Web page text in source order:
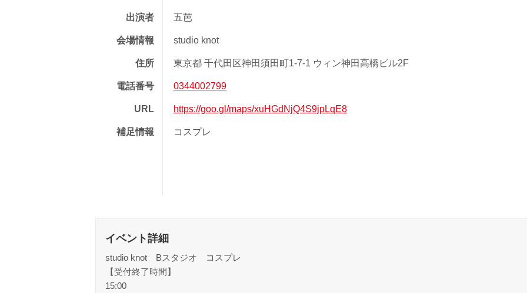
出演者 五芭
会場情報 studio knot
住所 東京都 千代田区神田須田町1-7-1 ウィン神田高橋ビル2F
電話番号 0344002799
URL https://goo.gl/maps/xuHGdNjQ4S9jpLqE8
補足情報 コスプレ
イベント詳細
studio knot Bスタジオ コスプレ
【受付終了時間】
15:00